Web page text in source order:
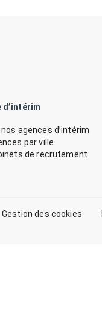
d’intérim
agences d’intérim
par ville
de recrutement
Gestion des cookies